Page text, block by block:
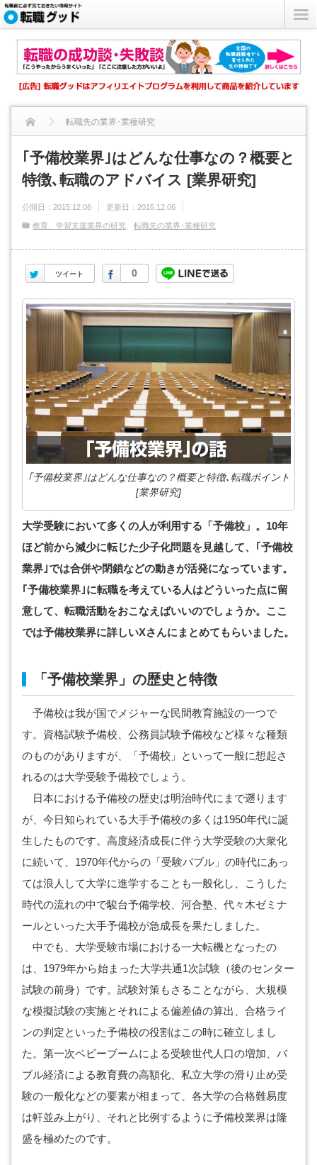
転職先の業界･業種研究
｢予備校業界｣はどんな仕事なの？概要と特徴､転職のアドバイス...
｢予備校業界｣はどんな仕事なの？概要と
特徴､転職のアドバイス [業界研究]
公開日： 2015.12.06 更新日： 2015.12.06
教育、学習支援業界の研究 転職先の業界･業種研究
ツイート
Twitter 0
Facebook
｢予備校業界｣はどんな仕事なの？概要と特徴､転職ポイント
[業界研究]
大学受験において多くの人が利用する「予備校」。10年
ほど前から減少に転じた少子化問題を見越して、｢予備校
業界｣では合併や閉鎖などの動きが活発になっています。
｢予備校業界｣に転職を考えている人はどういった点に留
意して、転職活動をおこなえばいいのでしょうか。ここ
では予備校業界に詳しいXさんにまとめてもらいました。
「予備校業界」の歴史と特徴
予備校は我が国でメジャーな民間教育施設の一つで
す。資格試験予備校、公務員試験予備校など様々な種類
のものがありますが、「予備校」といって一般に想起さ
れるのは大学受験予備校でしょう。
日本における予備校の歴史は明治時代にまで遡ります
が、今日知られている大手予備校の多くは1950年代に誕
生したものです。高度経済成長に伴う大学受験の大衆化
に続いて、1970年代からの「受験バブル」の時代にあっ
ては浪人して大学に進学することも一般化し、こうした
時代の流れの中で駿台予備学校、河合塾、代々木ゼミナ
ールといった大手予備校が急成長を果たしました。
中でも、大学受験市場における一大転機となったの
は、1979年から始まった大学共通1次試験（後のセンター
試験の前身）です。試験対策もさることながら、大規模
な模擬試験の実施とそれによる偏差値の算出、合格ライ
ンの判定といった予備校の役割はこの時に確立しまし
た。第一次ベビーブームによる受験世代人口の増加、バ
ブル経済による教育費の高額化、私立大学の滑り止め受
験の一般化などの要素が相まって、各大学の合格難易度
は軒並み上がり、それと比例するように予備校業界は隆
盛を極めたのです。